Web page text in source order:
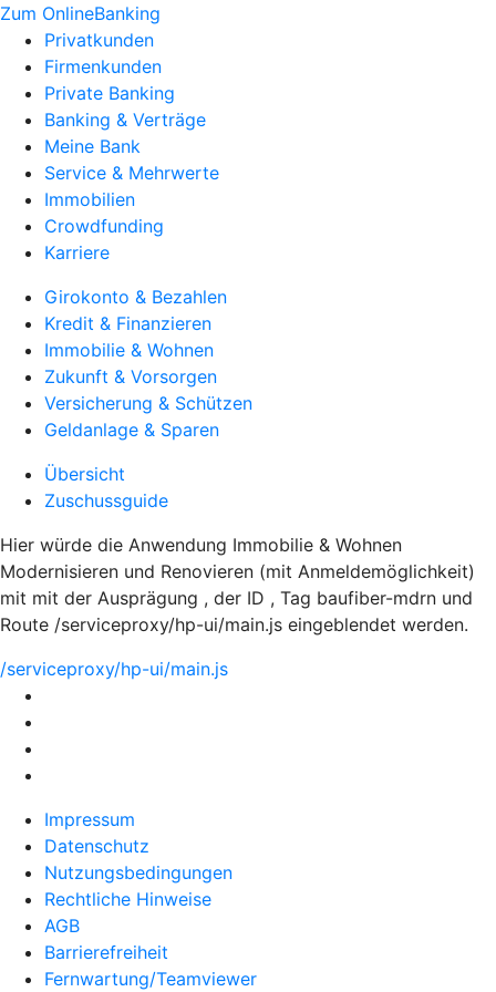
Zum OnlineBanking
Privatkunden
Firmenkunden
Private Banking
Banking & Verträge
Meine Bank
Service & Mehrwerte
Immobilien
Crowdfunding
Karriere
Girokonto & Bezahlen
Kredit & Finanzieren
Immobilie & Wohnen
Zukunft & Vorsorgen
Versicherung & Schützen
Geldanlage & Sparen
Übersicht
Zuschussguide
Hier würde die Anwendung Immobilie & Wohnen
Modernisieren und Renovieren (mit Anmeldemöglichkeit)
mit mit der Ausprägung , der ID , Tag baufiber-mdrn und
Route /serviceproxy/hp-ui/main.js eingeblendet werden.
/serviceproxy/hp-ui/main.js
Impressum
Datenschutz
Nutzungsbedingungen
Rechtliche Hinweise
AGB
Barrierefreiheit
Fernwartung/Teamviewer